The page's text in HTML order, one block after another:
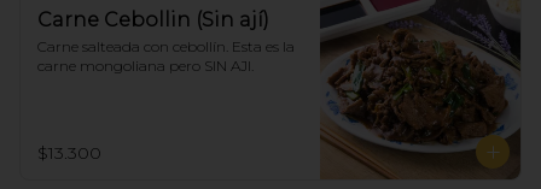
Carne Cebollin (Sin ají)
Carne salteada con cebollín. Esta es la
carne mongoliana pero SIN AJI.
$13.300